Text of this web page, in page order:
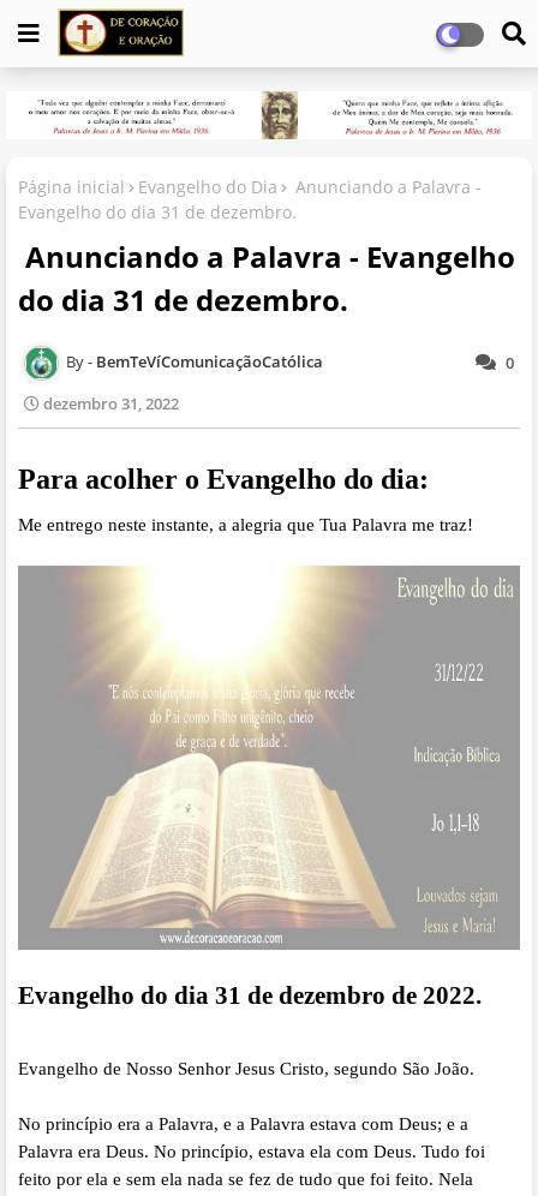
Página inicial Evangelho do Dia
Anunciando a Palavra -
Evangelho do dia 31 de dezembro.
Anunciando a Palavra - Evangelho
do dia 31 de dezembro.
0
BemTeVíComunicaçãoCatólica
dezembro 31, 2022
Para acolher o Evangelho do dia:
Me entrego neste instante, a alegria que Tua Palavra me traz!
Evangelho do dia 31 de dezembro de 2022.
Evangelho de Nosso Senhor Jesus Cristo, segundo São João.
No princípio era a Palavra, e a Palavra estava com Deus; e a
Palavra era Deus. No princípio, estava ela com Deus. Tudo foi
feito por ela e sem ela nada se fez de tudo que foi feito. Nela